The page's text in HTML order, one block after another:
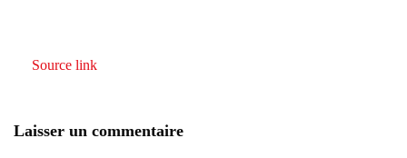
Source link
Laisser un commentaire